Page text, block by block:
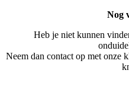
Nog
Heb je niet kunnen
Neem dan contact op met onze